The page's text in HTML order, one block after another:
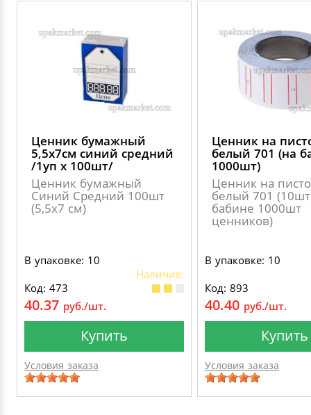
Ценник бумажный
5,5х7см синий средний
/1уп х 100шт/
Ценник бумажный
Синий Средний 100шт
(5,5х7 см)
В упаковке: 10
Наличие:
Код: 473
40.37 руб./шт.
Купить
Условия заказа
Ценник на
белый 701 (на
1000шт)
Ценник на
белый 701
бабине 1000шт
ценников)
В упаковке: 10
Код: 893
40.40 руб./шт.
Купить
Условия заказа